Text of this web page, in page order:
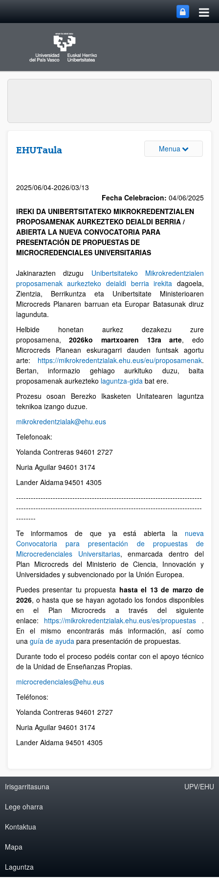
EHUTaula Menua
2025/06/04-2026/03/13
Fecha Celebracion: 04/06/2025
IREKI DA UNIBERTSITATEKO MIKROKREDENTZIALEN
PROPOSAMENAK AURKEZTEKO DEIALDI BERRIA /
ABIERTA LA NUEVA CONVOCATORIA PARA
PRESENTACIÓN DE PROPUESTAS DE
MICROCREDENCIALES UNIVERSITARIAS
Jakinarazten dizugu Unibertsitateko Mikrokredentzialen
proposamenak aurkezteko deialdi berria irekita dagoela,
Zientzia, Berrikuntza eta Unibertsitate Ministerioaren
Microcreds Planaren barruan eta Europar Batasunak diruz
lagunduta.
Helbide honetan aurkez dezakezu zure
proposamena,2026ko martxoaren 13ra arte, edo
Microcreds Planean eskuragarri dauden funtsak agortu
arte: https://mikrokredentzialak.ehu.eus/eu/proposamenak.
Bertan, informazio gehiago aurkituko duzu, baita
proposamenak aurkezteko laguntza-gidabat ere.
Prozesu osoan Berezko Ikasketen Unitatearen laguntza
teknikoa izango duzue.
mikrokredentzialak@ehu.eus
Telefonoak:
Yolanda Contreras 94601 2727
Nuria Aguilar 94601 3174
Lander Aldama 94501 4305
----------------------------------------------------------------------------
----------------------------------------------------------------------------
--------
Te informamos de que ya está abierta la nueva
Convocatoria para presentación de propuestas de
Microcredenciales Universitarias, enmarcada dentro del
Plan Microcreds del Ministerio de Ciencia, Innovación y
Universidades y subvencionado por la Unión Europea.
Puedes presentar tu propuesta hasta el 13 de marzo de
2026, o hasta que se hayan agotado los fondos disponibles
en el Plan Microcreds a través del siguiente
enlace: https://mikrokredentzialak.ehu.eus/es/propuestas .
En el mismo encontrarás más información, así como
una guía de ayudapara presentación de propuestas.
Durante todo el proceso podéis contar con el apoyo técnico
de la Unidad de Enseñanzas Propias.
microcredenciales@ehu.eus
Teléfonos:
Yolanda Contreras 94601 2727
Nuria Aguilar 94601 3174
Lander Aldama 94501 4305
Irisgarritasuna
Lege oharra
Kontaktua
Mapa
Laguntza
UPV/EHU